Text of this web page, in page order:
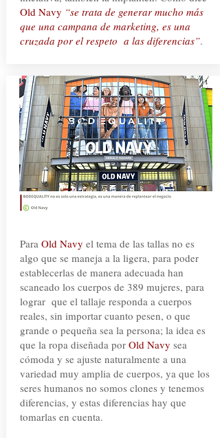
Old Navy “se trata de generar mucho más
que una campana de marketing, es una
cruzada por el respeto a las diferencias”.
Para Old Navy el tema de las tallas no es
algo que se maneja a la ligera, para poder
establecerlas de manera adecuada han
scaneado los cuerpos de 389 mujeres, para
lograr que el tallaje responda a cuerpos
reales, sin importar cuanto pesen, o que
grande o pequeña sea la persona; la idea es
que la ropa diseñada por Old Navy sea
cómoda y se ajuste naturalmente a una
variedad muy amplia de cuerpos, ya que los
seres humanos no somos clones y tenemos
diferencias, y estas diferencias hay que
tomarlas en cuenta.